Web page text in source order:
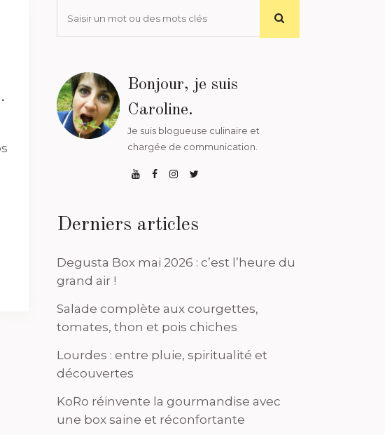
Bonjour, je suis
Caroline.
Je suis blogueuse culinaire et
chargée de communication.
Derniers articles
Degusta Box mai 2026 : c’est l’heure du
grand air !
Salade complète aux courgettes,
tomates, thon et pois chiches
Lourdes : entre pluie, spiritualité et
découvertes
KoRo réinvente la gourmandise avec
une box saine et réconfortante